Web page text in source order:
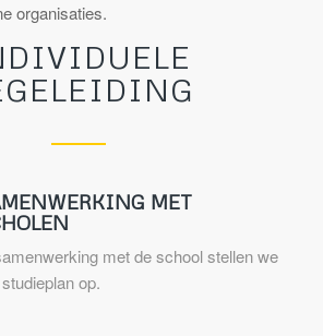
organisaties.
MET
met de school stellen we
op.